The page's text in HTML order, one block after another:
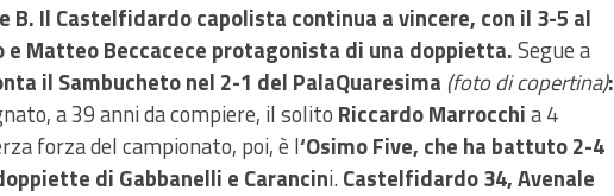
B. Il Castelfidardo capolista continua a vincere, con il 3-5 al
e Matteo Beccacece protagonista di una doppietta.Segue a
il Sambucheto nel 2-1 del PalaQuaresima (foto di copertina):
a 39 anni da compiere, il solito Riccardo Marrocchia 4
forza del campionato, poi, è l‘Osimo Five, che ha battuto 2-4
di Gabbanelli e Carancini.Castelfidardo 34, Avenale